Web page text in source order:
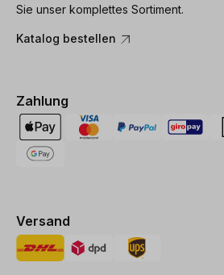
Sie unser komplettes Sortiment.
Katalog bestellen
Zahlung
Versand